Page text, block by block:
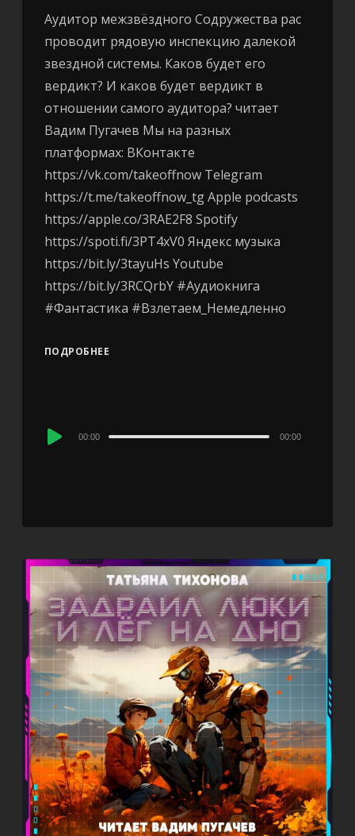
Аудитор межзвёздного Содружества рас
проводит рядовую инспекцию далекой
звездной системы. Каков будет его
вердикт? И каков будет вердикт в
отношении самого аудитора? читает
Вадим Пугачев Мы на разных
платформах: ВКонтакте
https://vk.com/takeoffnow Telegram
https://t.me/takeoffnow_tg Apple podcasts
https://apple.co/3RAE2F8 Spotify
https://spoti.fi/3PT4xV0 Яндекс музыка
https://bit.ly/3tayuHs Youtube
https://bit.ly/3RCQrbY #Аудиокнига
#Фантастика #Взлетаем_Немедленно
ПОДРОБНЕЕ
Audio
00:00 00:00